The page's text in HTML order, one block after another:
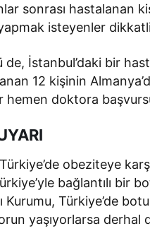
sonrası hastalanan
isteyenler
İstanbul’daki bir
12 kişinin
doktora
obeziteye
bağlantılı bir
Kurumu, Türkiye’de
yaşıyorlarsa